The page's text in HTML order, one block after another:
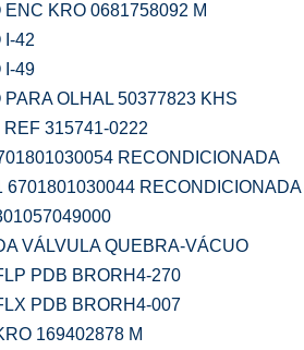
KRO 0681758092 M
I-42
I-49
OLHAL 50377823 KHS
315741-0222
RECONDICIONADA
6701801030044 RECONDICIONADA
VÁLVULA QUEBRA-VÁCUO
PDB BRORH4-270
PDB BRORH4-007
169402878 M